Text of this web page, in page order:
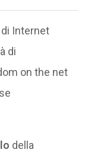
Internet
di
on the net
della